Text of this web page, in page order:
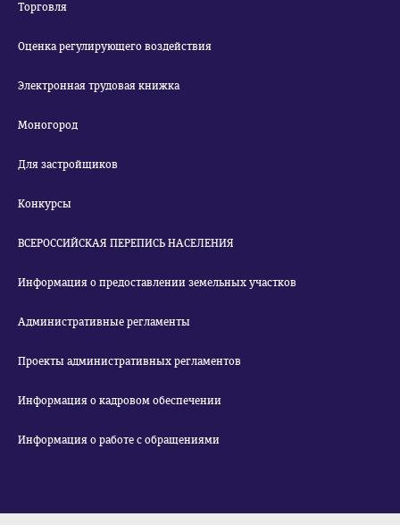
Торговля
Оценка регулирующего воздействия
Электронная трудовая книжка
Моногород
Для застройщиков
Конкурсы
ВСЕРОССИЙСКАЯ ПЕРЕПИСЬ НАСЕЛЕНИЯ
Информация о предоставлении земельных участков
Административные регламенты
Проекты административных регламентов
Информация о кадровом обеспечении
Информация о работе с обращениями